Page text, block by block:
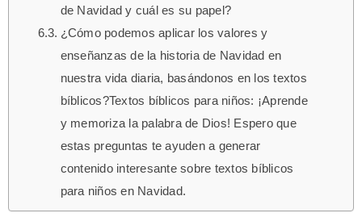
de Navidad y cuál es su papel?
¿Cómo podemos aplicar los valores y
enseñanzas de la historia de Navidad en
nuestra vida diaria, basándonos en los textos
bíblicos?Textos bíblicos para niños: ¡Aprende
y memoriza la palabra de Dios! Espero que
estas preguntas te ayuden a generar
contenido interesante sobre textos bíblicos
para niños en Navidad.